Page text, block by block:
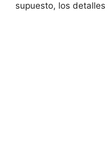
supuesto, los